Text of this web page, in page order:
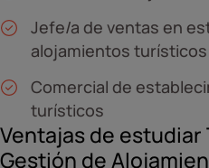
Jefe/a de ventas en
alojamientos turísticos
Comercial de
turísticos
Ventajas de
Gestión de